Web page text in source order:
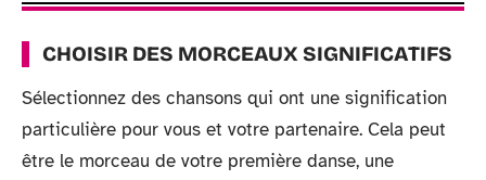
CHOISIR DES MORCEAUX SIGNIFICATIFS
Sélectionnez des chansons qui ont une signification
particulière pour vous et votre partenaire. Cela peut
être le morceau de votre première danse, une